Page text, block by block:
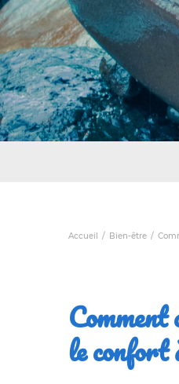
Accueil Bien-être
le confort